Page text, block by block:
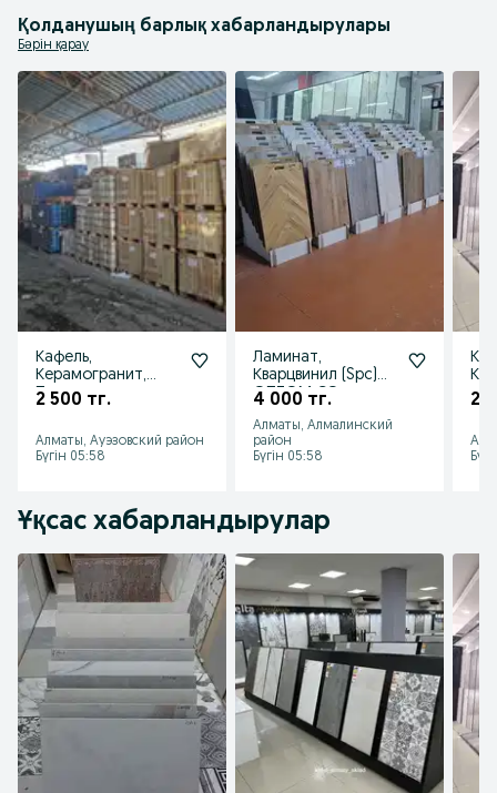
Қолданушың барлық хабарландырулары
Бәрін қарау
Кафель,
Керамогранит,
Плитки со склада
2 500 тг.
Алматы, Ауэзовский район
Бүгін 05:58
Ламинат,
Кварцвинил (Spc)
ОПТОМ СО
4 000 тг.
Алматы, Алмалинский
район
Бүгін 05:58
2
Ұқсас хабарландырулар